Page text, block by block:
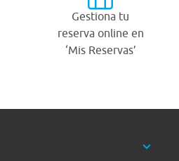
Gestiona tu
reserva online en
‘Mis Reservas’